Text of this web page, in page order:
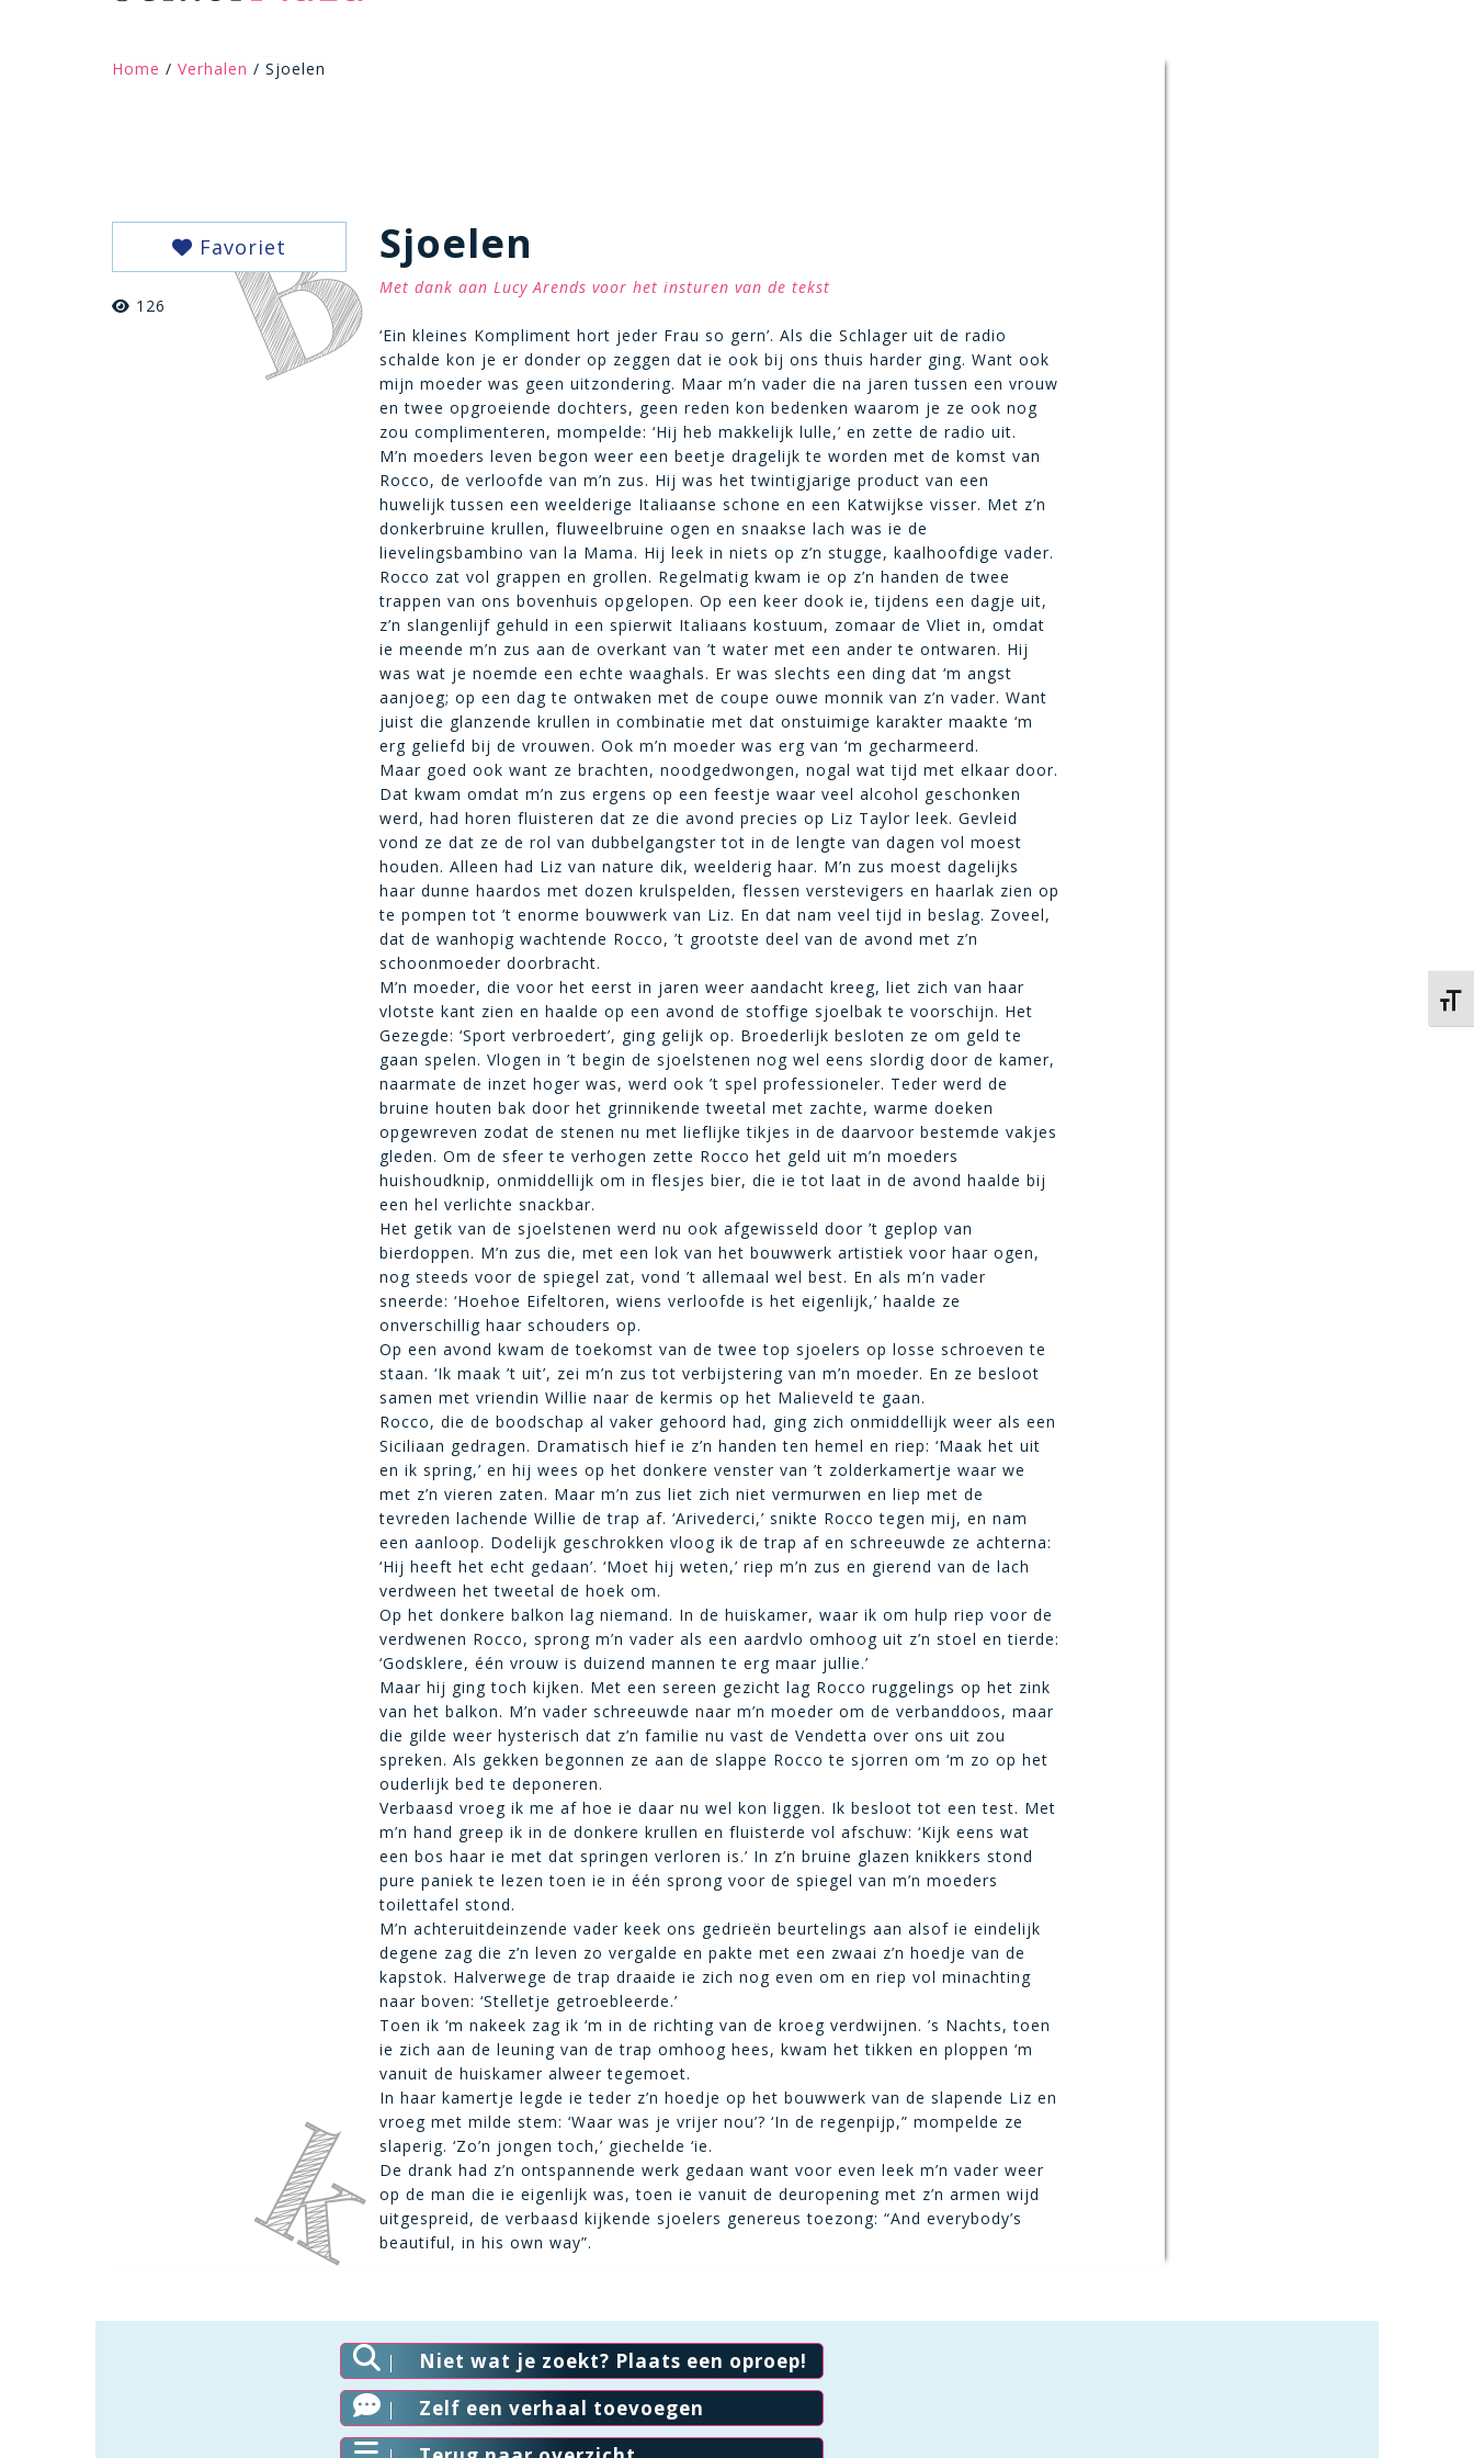
Home / Verhalen / Sjoelen
Favoriet
126
Sjoelen
Met dank aan Lucy Arends voor het insturen van de tekst
‘Ein kleines Kompliment hort jeder Frau so gern’. Als die Schlager uit de radio
schalde kon je er donder op zeggen dat ie ook bij ons thuis harder ging. Want ook
mijn moeder was geen uitzondering. Maar m’n vader die na jaren tussen een vrouw
en twee opgroeiende dochters, geen reden kon bedenken waarom je ze ook nog
zou complimenteren, mompelde: ‘Hij heb makkelijk lulle,’ en zette de radio uit.
M’n moeders leven begon weer een beetje dragelijk te worden met de komst van
Rocco, de verloofde van m’n zus. Hij was het twintigjarige product van een
huwelijk tussen een weelderige Italiaanse schone en een Katwijkse visser. Met z’n
donkerbruine krullen, fluweelbruine ogen en snaakse lach was ie de
lievelingsbambino van la Mama. Hij leek in niets op z’n stugge, kaalhoofdige vader.
Rocco zat vol grappen en grollen. Regelmatig kwam ie op z’n handen de twee
trappen van ons bovenhuis opgelopen. Op een keer dook ie, tijdens een dagje uit,
z’n slangenlijf gehuld in een spierwit Italiaans kostuum, zomaar de Vliet in, omdat
ie meende m’n zus aan de overkant van ’t water met een ander te ontwaren. Hij
was wat je noemde een echte waaghals. Er was slechts een ding dat ‘m angst
aanjoeg; op een dag te ontwaken met de coupe ouwe monnik van z’n vader. Want
juist die glanzende krullen in combinatie met dat onstuimige karakter maakte ‘m
erg geliefd bij de vrouwen. Ook m’n moeder was erg van ‘m gecharmeerd.
Maar goed ook want ze brachten, noodgedwongen, nogal wat tijd met elkaar door.
Dat kwam omdat m’n zus ergens op een feestje waar veel alcohol geschonken
werd, had horen fluisteren dat ze die avond precies op Liz Taylor leek. Gevleid
vond ze dat ze de rol van dubbelgangster tot in de lengte van dagen vol moest
houden. Alleen had Liz van nature dik, weelderig haar. M’n zus moest dagelijks
haar dunne haardos met dozen krulspelden, flessen verstevigers en haarlak zien op
te pompen tot ’t enorme bouwwerk van Liz. En dat nam veel tijd in beslag. Zoveel,
dat de wanhopig wachtende Rocco, ’t grootste deel van de avond met z’n
schoonmoeder doorbracht.
M’n moeder, die voor het eerst in jaren weer aandacht kreeg, liet zich van haar
vlotste kant zien en haalde op een avond de stoffige sjoelbak te voorschijn. Het
Gezegde: ‘Sport verbroedert’, ging gelijk op. Broederlijk besloten ze om geld te
gaan spelen. Vlogen in ’t begin de sjoelstenen nog wel eens slordig door de kamer,
naarmate de inzet hoger was, werd ook ’t spel professioneler. Teder werd de
bruine houten bak door het grinnikende tweetal met zachte, warme doeken
opgewreven zodat de stenen nu met lieflijke tikjes in de daarvoor bestemde vakjes
gleden. Om de sfeer te verhogen zette Rocco het geld uit m’n moeders
huishoudknip, onmiddellijk om in flesjes bier, die ie tot laat in de avond haalde bij
een hel verlichte snackbar.
Het getik van de sjoelstenen werd nu ook afgewisseld door ’t geplop van
bierdoppen. M’n zus die, met een lok van het bouwwerk artistiek voor haar ogen,
nog steeds voor de spiegel zat, vond ’t allemaal wel best. En als m’n vader
sneerde: ‘Hoehoe Eifeltoren, wiens verloofde is het eigenlijk,’ haalde ze
onverschillig haar schouders op.
Op een avond kwam de toekomst van de twee top sjoelers op losse schroeven te
staan. ‘Ik maak ’t uit’, zei m’n zus tot verbijstering van m’n moeder. En ze besloot
samen met vriendin Willie naar de kermis op het Malieveld te gaan.
Rocco, die de boodschap al vaker gehoord had, ging zich onmiddellijk weer als een
Siciliaan gedragen. Dramatisch hief ie z’n handen ten hemel en riep: ‘Maak het uit
en ik spring,’ en hij wees op het donkere venster van ’t zolderkamertje waar we
met z’n vieren zaten. Maar m’n zus liet zich niet vermurwen en liep met de
tevreden lachende Willie de trap af. ‘Arivederci,’ snikte Rocco tegen mij, en nam
een aanloop. Dodelijk geschrokken vloog ik de trap af en schreeuwde ze achterna:
‘Hij heeft het echt gedaan’. ‘Moet hij weten,’ riep m’n zus en gierend van de lach
verdween het tweetal de hoek om.
Op het donkere balkon lag niemand. In de huiskamer, waar ik om hulp riep voor de
verdwenen Rocco, sprong m’n vader als een aardvlo omhoog uit z’n stoel en tierde:
‘Godsklere, één vrouw is duizend mannen te erg maar jullie.’
Maar hij ging toch kijken. Met een sereen gezicht lag Rocco ruggelings op het zink
van het balkon. M’n vader schreeuwde naar m’n moeder om de verbanddoos, maar
die gilde weer hysterisch dat z’n familie nu vast de Vendetta over ons uit zou
spreken. Als gekken begonnen ze aan de slappe Rocco te sjorren om ‘m zo op het
ouderlijk bed te deponeren.
Verbaasd vroeg ik me af hoe ie daar nu wel kon liggen. Ik besloot tot een test. Met
m’n hand greep ik in de donkere krullen en fluisterde vol afschuw: ‘Kijk eens wat
een bos haar ie met dat springen verloren is.’ In z’n bruine glazen knikkers stond
pure paniek te lezen toen ie in één sprong voor de spiegel van m’n moeders
toilettafel stond.
M’n achteruitdeinzende vader keek ons gedrieën beurtelings aan alsof ie eindelijk
degene zag die z’n leven zo vergalde en pakte met een zwaai z’n hoedje van de
kapstok. Halverwege de trap draaide ie zich nog even om en riep vol minachting
naar boven: ‘Stelletje getroebleerde.’
Toen ik ‘m nakeek zag ik ‘m in de richting van de kroeg verdwijnen. ’s Nachts, toen
ie zich aan de leuning van de trap omhoog hees, kwam het tikken en ploppen ‘m
vanuit de huiskamer alweer tegemoet.
In haar kamertje legde ie teder z’n hoedje op het bouwwerk van de slapende Liz en
vroeg met milde stem: ‘Waar was je vrijer nou’? ‘In de regenpijp,” mompelde ze
slaperig. ‘Zo’n jongen toch,’ giechelde ‘ie.
De drank had z’n ontspannende werk gedaan want voor even leek m’n vader weer
op de man die ie eigenlijk was, toen ie vanuit de deuropening met z’n armen wijd
uitgespreid, de verbaasd kijkende sjoelers genereus toezong: “And everybody’s
beautiful, in his own way”.
Niet wat je zoekt? Plaats een oproep!
Zelf een verhaal toevoegen